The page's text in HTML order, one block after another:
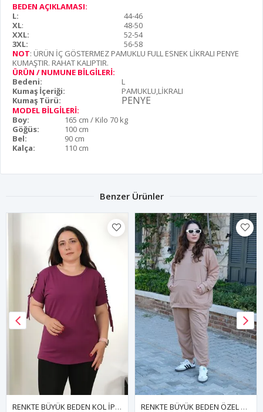
BEDEN AÇIKLAMASI:
L:
44-46
XL:
48-50
XXL:
52-54
3XL:
56-58
NOT: ÜRÜN İÇ GÖSTERMEZ PAMUKLU FULL ESNEK LİKRALI PENYE
KUMAŞTIR. RAHAT KALIPTIR.
ÜRÜN / NUMUNE BİLGİLERİ:
Bedeni:
L
Kumaş İçeriği:
PAMUKLU,LİKRALI
Kumaş Türü:
PENYE
MODEL BİLGİLERİ:
Boy:
165 cm / Kilo 70 kg
Göğüs:
100 cm
Bel:
90 cm
Kalça:
110 cm
Benzer Ürünler
RENKTE BÜYÜK BEDEN KOL İPLİ İNCİLİ MOR BLUZ RENKTE BÜYÜK BEDEN ÖZEL ÜRETİM KANGURU CEPLİ SÜTLÜ KAHVE EŞOFMAN TAKIMI